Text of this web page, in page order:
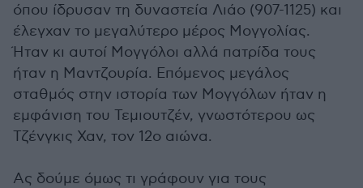
όπου ίδρυσαν τη δυναστεία Λιάο (907-1125) και
έλεγχαν το μεγαλύτερο μέρος Μογγολίας.
Ήταν κι αυτοί Μογγόλοι αλλά πατρίδα τους
ήταν η Μαντζουρία. Επόμενος μεγάλος
σταθμός στην ιστορία των Μογγόλων ήταν η
εμφάνιση του Τεμιουτζέν, γνωστότερου ως
Τζένγκις Χαν, τον 12ο αιώνα.
Ας δούμε όμως τι γράφουν για τους